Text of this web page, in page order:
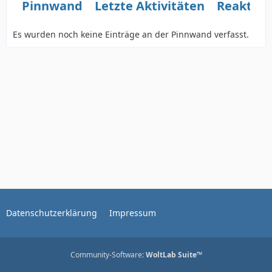
Pinnwand Letzte Aktivitäten
Es wurden noch keine Einträge an der Pinnwand verfasst.
Datenschutzerklärung Impressum
Community-Software:WoltLab Suite™